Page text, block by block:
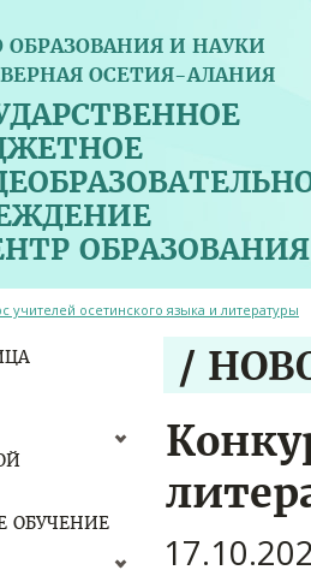
И НАУКИ
ОСЕТИЯ-АЛАНИЯ
ОБУЧЕНИЕ
учителей осетинского языка и литературы
/